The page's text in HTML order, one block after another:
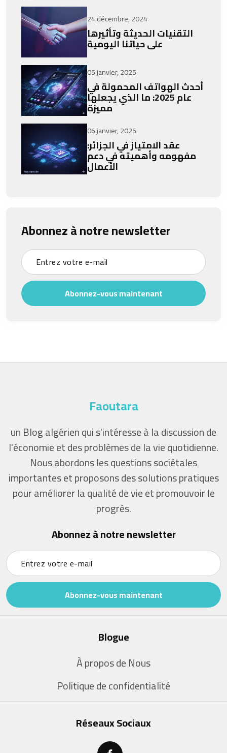
24 décembre, 2024
التقنيات الحديثة وتأثيرها
على حياتنا اليومية
05 janvier, 2025
أحدث الهواتف المحمولة في
عام 2025: ما الذي يجعلها
مميزة
06 janvier, 2025
عقد الامتياز في الجزائر:
مفهومه وأهميته في دعم
الأعمال
Abonnez à notre newsletter
Abonnez-vous maintenant
Faoutara
un Blog algérien qui s'intéresse à la discussion de
l'économie et des problèmes de la vie quotidienne.
Nous abordons les questions sociétales
importantes et proposons des solutions pratiques
pour améliorer la qualité de vie et promouvoir le
progrès.
Abonnez à notre newsletter
Abonnez-vous maintenant
Blogue
À propos de Nous
Politique de confidentialité
Réseaux Sociaux